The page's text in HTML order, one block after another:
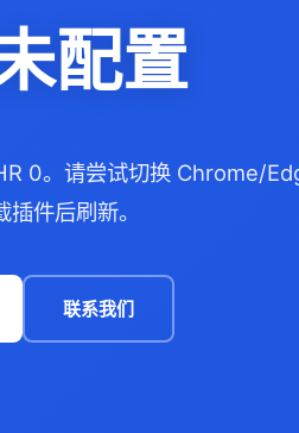
配置
0。请尝试切换 Chrome/
插件后刷新。
联系我们